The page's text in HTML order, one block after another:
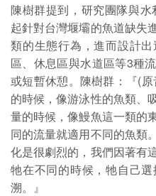
陳樹群提到，研究團隊與
起針對台灣堰壩的魚道缺失
類的生態行為，進而設計
區、休息區與水道區等3種
或短暫休憩。陳樹群：『(
的時候，像游泳性的魚類、
量的時候，像鰻魚這一類的
同的流量就適用不同的魚類
化是很劇烈的，我們因著有
牠在不同的時候，牠自己
溯。』